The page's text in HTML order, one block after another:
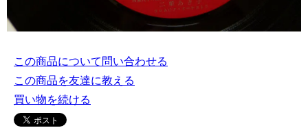
この商品について問い合わせる
この商品を友達に教える
買い物を続ける